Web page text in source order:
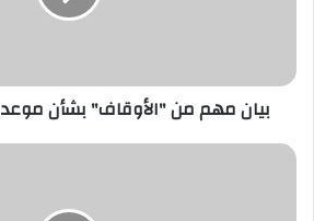
بيان مهم من "الأوقاف" بشأن
رد